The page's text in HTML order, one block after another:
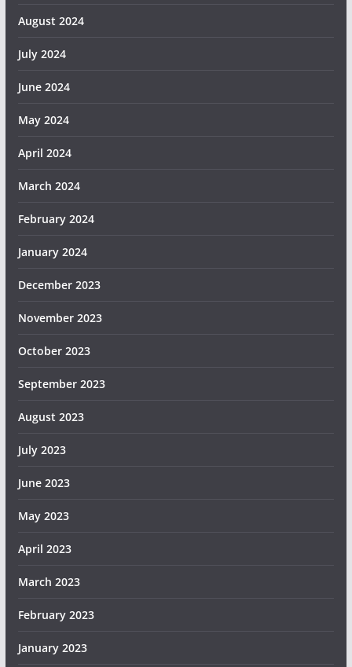
August 2024
July 2024
June 2024
May 2024
April 2024
March 2024
February 2024
January 2024
December 2023
November 2023
October 2023
September 2023
August 2023
July 2023
June 2023
May 2023
April 2023
March 2023
February 2023
January 2023